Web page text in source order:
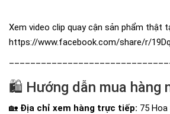
Xem video clip quay cận sản phẩm thật
https://www.facebook.com/share/r/
🛍️ Hướng dẫn mua hàng
🏡 Địa chỉ xem hàng trực tiếp: 75 Hoa